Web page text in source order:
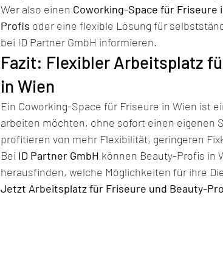
Wer also einen Coworking-Space für Friseure
Profis oder eine flexible Lösung für
bei ID Partner GmbH informieren.
Fazit: Flexibler Arbeitsplatz
in Wien
Ein Coworking-Space für Friseure in Wien ist
arbeiten möchten, ohne sofort einen eigenen
profitieren von mehr Flexibilität, geringeren
Bei ID Partner GmbH können Beauty-Profis in
herausfinden, welche Möglichkeiten für ihre
Jetzt Arbeitsplatz für Friseure und Beauty-